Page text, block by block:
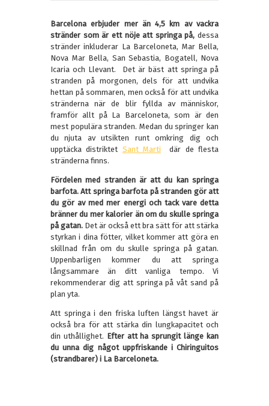
Barcelona erbjuder mer än 4,5 km av vackra
stränder som är ett nöje att springa på, dessa
stränder inkluderar La Barceloneta, Mar Bella,
Nova Mar Bella, San Sebastia, Bogatell, Nova
Icaria och Llevant. Det är bäst att springa på
stranden på morgonen, dels för att undvika
hettan på sommaren, men också för att undvika
stränderna när de blir fyllda av människor,
framför allt på La Barceloneta, som är den
mest populära stranden. Medan du springer kan
du njuta av utsikten runt omkring dig och
upptäcka distriktet Sant Marti där de flesta
stränderna finns.
Fördelen med stranden är att du kan springa
barfota. Att springa barfota på stranden gör att
du gör av med mer energi och tack vare detta
bränner du mer kalorier än om du skulle springa
på gatan. Det är också ett bra sätt för att stärka
styrkan i dina fötter, vilket kommer att göra en
skillnad från om du skulle springa på gatan.
Uppenbarligen kommer du att springa
långsammare än ditt vanliga tempo. Vi
rekommenderar dig att springa på våt sand på
plan yta.
Att springa i den friska luften längst havet är
också bra för att stärka din lungkapacitet och
din uthållighet. Efter att ha sprungit länge kan
du unna dig något uppfriskande i Chiringuitos
(strandbarer) i La Barceloneta.